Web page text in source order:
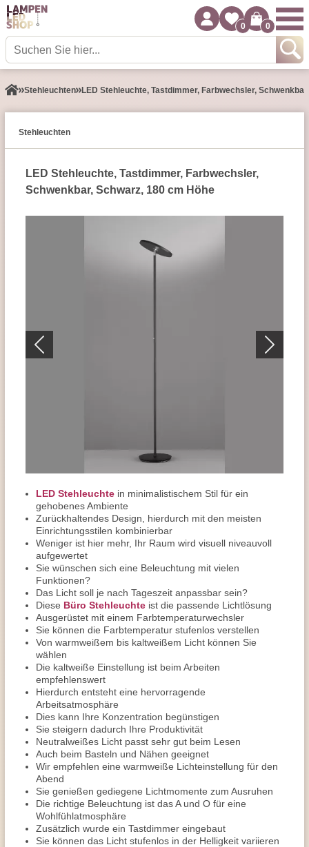
0 0
Stehleuchten LED Stehleuchte, Tastdimmer, Farbwechsler,
Stehleuchten
LED Stehleuchte, Tastdimmer, Farbwechsler,
Schwenkbar, Schwarz, 180 cm Höhe
LED Stehleuchte in minimalistischem Stil für ein
gehobenes Ambiente
Zurückhaltendes Design, hierdurch mit den meisten
Einrichtungsstilen kombinierbar
Weniger ist hier mehr, Ihr Raum wird visuell niveauvoll
aufgewertet
Sie wünschen sich eine Beleuchtung mit vielen
Funktionen?
Das Licht soll je nach Tageszeit anpassbar sein?
Diese Büro Stehleuchte ist die passende Lichtlösung
Ausgerüstet mit einem Farbtemperaturwechsler
Sie können die Farbtemperatur stufenlos verstellen
Von warmweißem bis kaltweißem Licht können Sie
wählen
Die kaltweiße Einstellung ist beim Arbeiten
empfehlenswert
Hierdurch entsteht eine hervorragende
Arbeitsatmosphäre
Dies kann Ihre Konzentration begünstigen
Sie steigern dadurch Ihre Produktivität
Neutralweißes Licht passt sehr gut beim Lesen
Auch beim Basteln und Nähen geeignet
Wir empfehlen eine warmweiße Lichteinstellung für den
Abend
Sie genießen gediegene Lichtmomente zum Ausruhen
Die richtige Beleuchtung ist das A und O für eine
Wohlfühlatmosphäre
Zusätzlich wurde ein Tastdimmer eingebaut
Sie können das Licht stufenlos in der Helligkeit variieren